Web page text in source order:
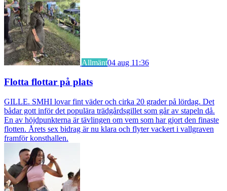
Allmänt04 aug 11:36
Flotta flottar på plats
GILLE. SMHI lovar fint väder och cirka 20 grader på lördag. Det
bådar gott inför det populära trädgårdsgillet som går av stapeln då.
En av höjdpunkterna är tävlingen om vem som har gjort den finaste
flotten. Årets sex bidrag är nu klara och flyter vackert i vallgraven
framför konsthallen.